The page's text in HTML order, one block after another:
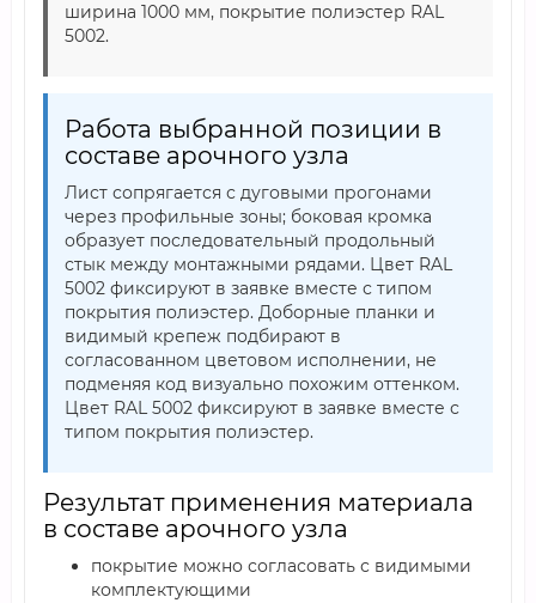
ширина 1000 мм, покрытие полиэстер RAL
5002.
Работа выбранной позиции в
составе арочного узла
Лист сопрягается с дуговыми прогонами
через профильные зоны; боковая кромка
образует последовательный продольный
стык между монтажными рядами. Цвет RAL
5002 фиксируют в заявке вместе с типом
покрытия полиэстер. Доборные планки и
видимый крепеж подбирают в
согласованном цветовом исполнении, не
подменяя код визуально похожим оттенком.
Цвет RAL 5002 фиксируют в заявке вместе с
типом покрытия полиэстер.
Результат применения материала
в составе арочного узла
покрытие можно согласовать с видимыми
комплектующими